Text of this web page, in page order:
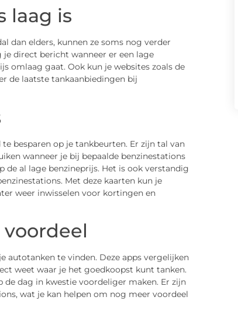
laag is
dan elders, kunnen ze soms nog verder
direct bericht wanneer er een lage
omlaag gaat. Ook kun je websites zoals de
de laatste tankaanbiedingen bij
besparen op je tankbeurten. Er zijn tal van
wanneer je bij bepaalde benzinestations
de al lage benzineprijs. Het is ook verstandig
Met deze kaarten kun je
weer inwisselen voor kortingen en
autotanken te vinden. Deze apps vergelijken
weet waar je het goedkoopst kunt tanken.
de dag in kwestie voordeliger maken. Er zijn
wat je kan helpen om nog meer voordeel